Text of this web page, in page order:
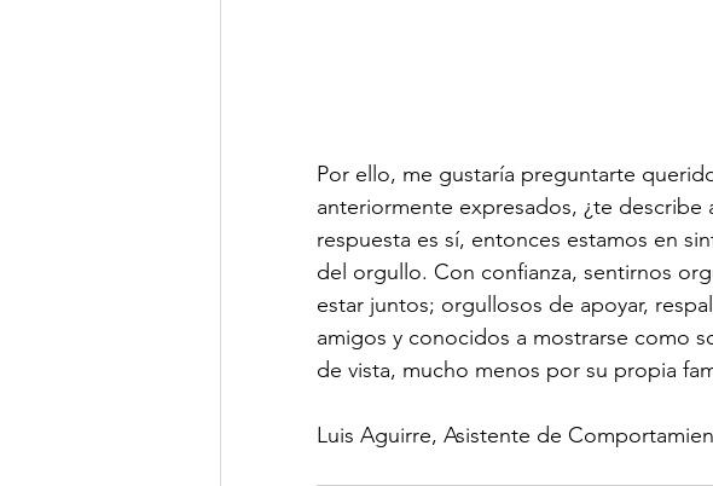
Por ello, me gustaría preguntarte
anteriormente expresados, ¿te describe
respuesta es sí, entonces estamos en
del orgullo. Con confianza, sentirnos
estar juntos; orgullosos de apoyar,
amigos y conocidos a mostrarse como
de vista, mucho menos por su propia
Luis Aguirre, Asistente de